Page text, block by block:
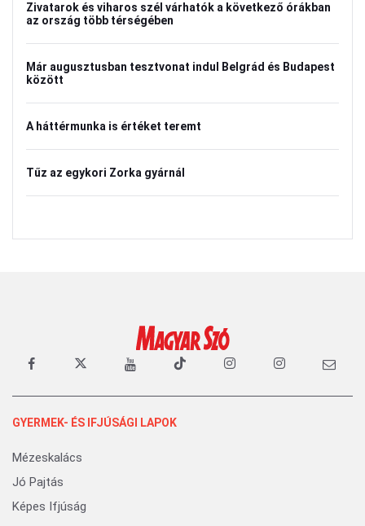
Zivatarok és viharos szél várhatók a következő órákban
az ország több térségében
Már augusztusban tesztvonat indul Belgrád és Budapest
között
A háttérmunka is értéket teremt
Tűz az egykori Zorka gyárnál
GYERMEK- ÉS IFJÚSÁGI LAPOK
Mézeskalács
Jó Pajtás
Képes Ifjúság